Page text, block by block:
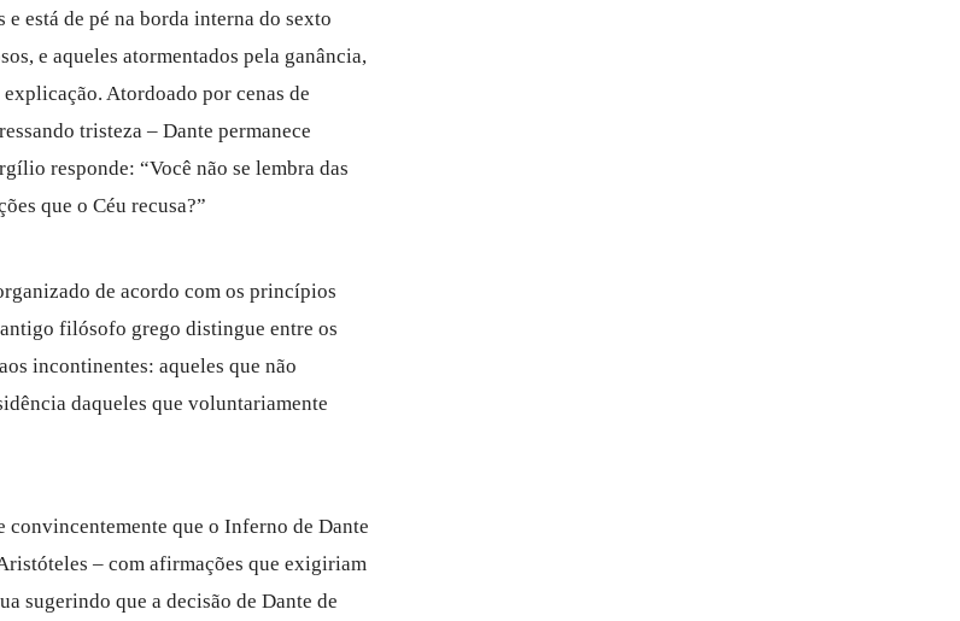
está de pé na borda interna do sexto
e aqueles atormentados pela ganância,
Atordoado por cenas de
tristeza – Dante permanece
responde: “Você não se lembra das
que o Céu recusa?”
de acordo com os princípios
filósofo grego distingue entre os
incontinentes: aqueles que não
daqueles que voluntariamente
convincentemente que o Inferno de Dante
– com afirmações que exigiriam
sugerindo que a decisão de Dante de